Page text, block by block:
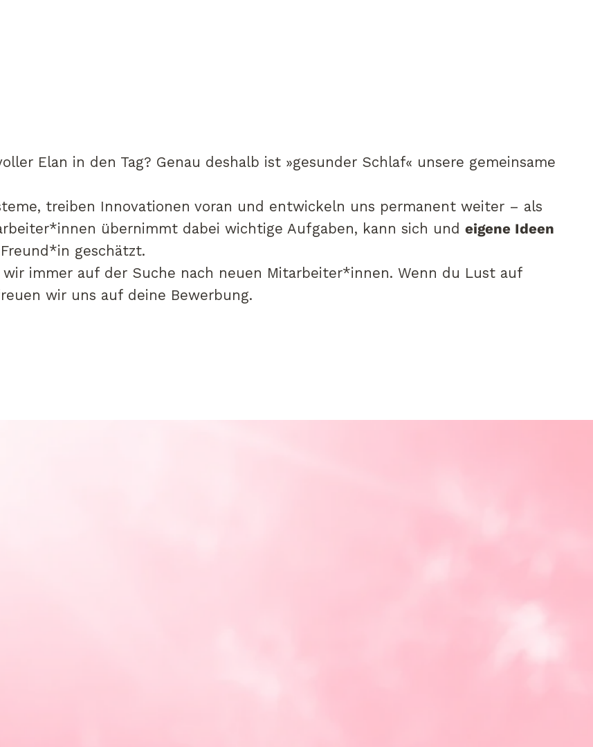
Elan in den Tag? Genau deshalb ist »gesunder Schlaf« unsere gemeinsame
treiben Innovationen voran und entwickeln uns permanent weiter – als
übernimmt dabei wichtige Aufgaben, kann sich und eigene Ideen
geschätzt.
immer auf der Suche nach neuen Mitarbeiter*innen. Wenn du Lust auf
wir uns auf deine Bewerbung.